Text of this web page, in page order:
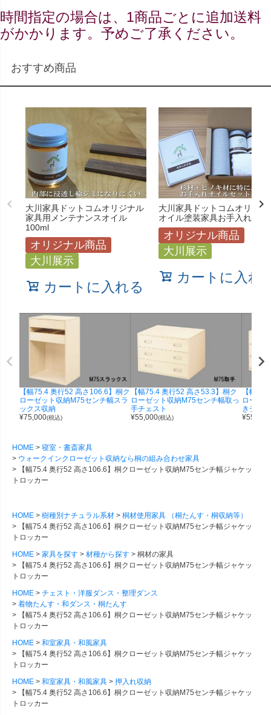
時間指定の場合は、1商品ごとに追加送料
がかかります。予めご了承ください。
おすすめ商品
大川家具ドットコムオリジナル
家具用メンテナンスオイル
100ml
オリジナル商品
大川展示
カートに入れる
大川家具ドットコムオリジナ
オイル塗装家具お手入れセッ
オリジナル商品
大川展示
カートに入れ
【幅75.4 奥行52 高さ106.6】桐ク
ローゼット収納M75センチ幅スラ
ックス収納
¥75,000(税込)
【幅75.4 奥行52 高さ53.3】桐ク
ローゼット収納M75センチ幅取っ
手チェスト
¥55,000(税込)
【幅
ローゼ
きチェ
¥55,000
HOME
寝室・書斎家具
ウォークインクローゼット収納なら桐の組み合わせ家具
【幅75.4 奥行52 高さ106.6】桐クローゼット収納M75センチ幅ジャケッ
トロッカー
HOME 樹種別ナチュラル系材
桐材使用家具 （桐たんす・桐収納等）
【幅75.4 奥行52 高さ106.6】桐クローゼット収納M75センチ幅ジャケッ
トロッカー
HOME
家具を探す 材種から探す
桐材の家具
【幅75.4 奥行52 高さ106.6】桐クローゼット収納M75センチ幅ジャケッ
トロッカー
HOME
チェスト・洋服ダンス・整理ダンス
着物たんす・和ダンス・桐たんす
【幅75.4 奥行52 高さ106.6】桐クローゼット収納M75センチ幅ジャケッ
トロッカー
HOME
和室家具・和風家具
【幅75.4 奥行52 高さ106.6】桐クローゼット収納M75センチ幅ジャケッ
トロッカー
HOME
和室家具・和風家具
押入れ収納
【幅75.4 奥行52 高さ106.6】桐クローゼット収納M75センチ幅ジャケッ
トロッカー